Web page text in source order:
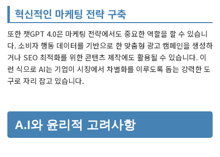
혁신적인 마케팅 전략 구축
또한 챗GPT 4.0은 마케팅 전략에서도 중요한 역할을 할 수 있습니
다. 소비자 행동 데이터를 기반으로 한 맞춤형 광고 캠페인을 생성하
거나 SEO 최적화를 위한 콘텐츠 제작에도 활용될 수 있습니다. 이
런 식으로 AI는 기업이 시장에서 차별화를 이루도록 돕는 강력한 도
구로 자리 잡고 있습니다.
A.I와 윤리적 고려사항